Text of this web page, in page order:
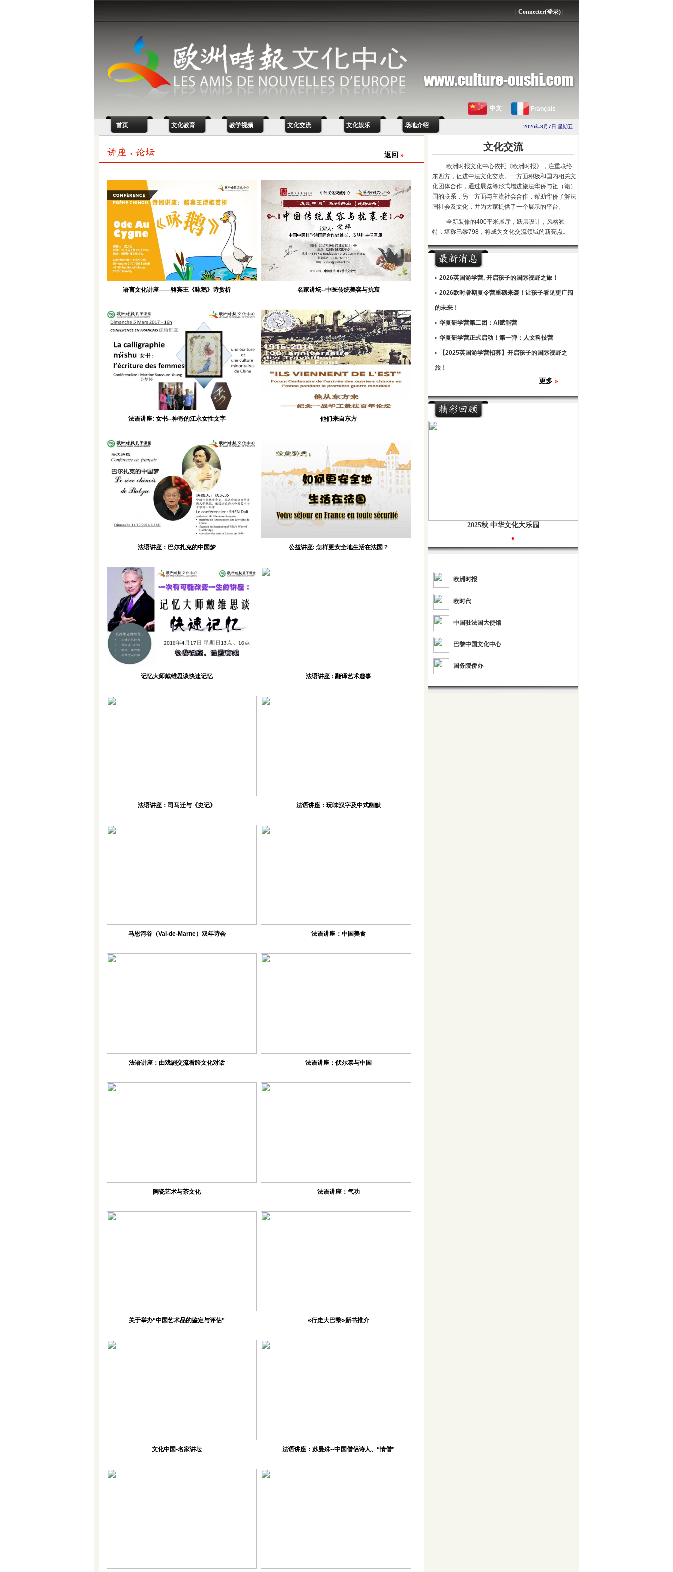
Connecter(登录)
中文 Français
首页 文化教育 教学视频 文化交流 文化娱乐 场地介绍 2026年8月7日 星期五
返回 »
语言文化讲座——骆宾王《咏鹅》诗赏析
法语讲座: 女书--神奇的江永女性文字
法语讲座：巴尔扎克的中国梦
记忆大师戴维思谈快速记忆
法语讲座：司马迁与《史记》
马恩河谷（Val-de-Marne）双年诗会
法语讲座：由戏剧交流看跨文化对话
陶瓷艺术与茶文化
关于举办“中国艺术品的鉴定与评估”
文化中国•名家讲坛
名家讲坛--中医传统美容与抗衰
他们来自东方
公益讲座: 怎样更安全地生活在法国？
法语讲座 : 翻译艺术趣事
法语讲座：玩味汉字及中式幽默
法语讲座：中国美食
法语讲座：伏尔泰与中国
法语讲座：气功
«行走大巴黎»新书推介
法语讲座：苏曼殊--中国僧侣诗人、“情僧”
文化交流
欧洲时报文化中心依托《欧洲时报》，注重联络
东西方，促进中法文化交流。一方面积极和国内相关文
化团体合作，通过展览等形式增进旅法华侨与祖（籍）
国的联系，另一方面与主流社会合作，帮助华侨了解法
国社会及文化，并为大家提供了一个展示的平台。
全新装修的400平米展厅，跃层设计，风格独
特，堪称巴黎798，将成为文化交流领域的新亮点。
• 2026英国游学营, 开启孩子的国际视野之旅！
• 2026欧时暑期夏令营重磅来袭！让孩子看见更广阔
的未来！
• 华夏研学营第二团：AI赋能营
• 华夏研学营正式启动！第一弹：人文科技营
• 【2025英国游学营招募】开启孩子的国际视野之
旅！
更多 »
2025秋 中华文化大乐园
•
欧洲时报
欧时代
中国驻法国大使馆
巴黎中国文化中心
国务院侨办